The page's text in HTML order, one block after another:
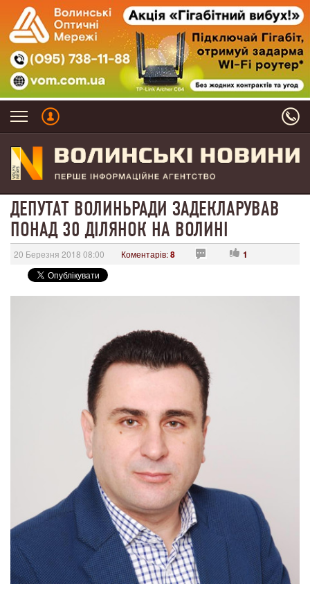
ДЕПУТАТ ВОЛИНЬРАДИ ЗАДЕКЛАРУВАВ
ПОНАД 30 ДІЛЯНОК НА ВОЛИНІ
20 Березня 2018 08:00 Коментарів:8 1